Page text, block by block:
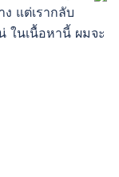
แต่เรากลับ
ในเนื้อหานี้ ผมจะ